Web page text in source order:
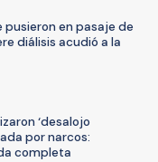
en pasaje de
diálisis acudió a la
‘desalojo
por narcos:
completa